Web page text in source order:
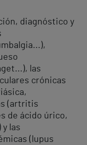
diagnóstico y
las
crónicas
(artritis
de ácido úrico,
las
(lupus